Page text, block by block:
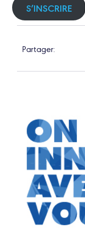
S’INSCRIRE
Partager: